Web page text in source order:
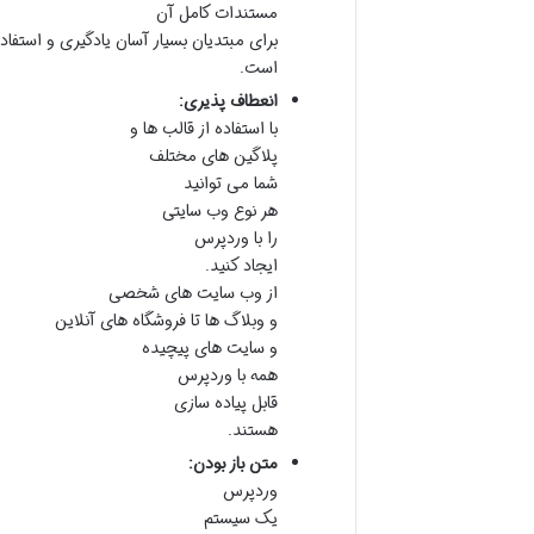
مستندات کامل آن
برای مبتدیان بسیار آسان یادگیری و
است.
انعطاف پذیری:
با استفاده از قالب ها و
پلاگین های مختلف
شما می توانید
هر نوع وب سایتی
را با وردپرس
ایجاد کنید.
از وب سایت های شخصی
و وبلاگ ها تا فروشگاه های آنلاین
و سایت های پیچیده
همه با وردپرس
قابل پیاده سازی
هستند.
متن باز بودن:
وردپرس
یک سیستم